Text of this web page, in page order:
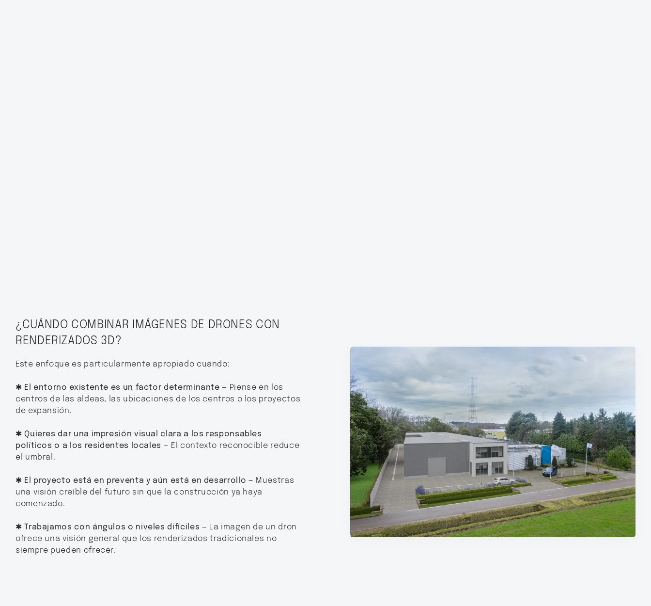
¿CUÁNDO COMBINAR IMÁGENES DE DRONES CON
RENDERIZADOS 3D?
Este enfoque es particularmente apropiado cuando:
✱ El entorno existente es un factor determinante — Piense en los
centros de las aldeas, las ubicaciones de los centros o los proyectos
de expansión.
✱ Quieres dar una impresión visual clara a los responsables
políticos o a los residentes locales — El contexto reconocible reduce
el umbral.
✱ El proyecto está en preventa y aún está en desarrollo — Muestras
una visión creíble del futuro sin que la construcción ya haya
comenzado.
✱ Trabajamos con ángulos o niveles difíciles — La imagen de un dron
ofrece una visión general que los renderizados tradicionales no
siempre pueden ofrecer.